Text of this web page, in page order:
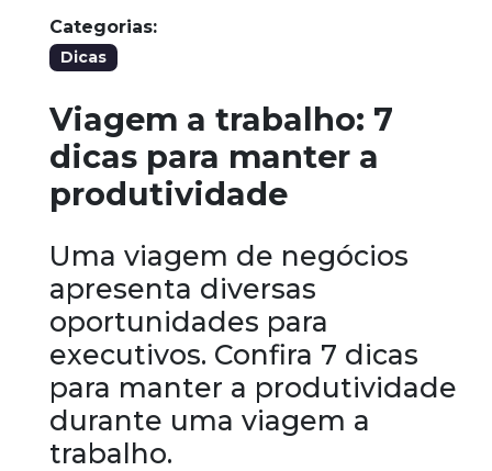
Categorias:
Dicas
Viagem a trabalho: 7
dicas para manter a
produtividade
Uma viagem de negócios
apresenta diversas
oportunidades para
executivos. Confira 7 dicas
para manter a produtividade
durante uma viagem a
trabalho.